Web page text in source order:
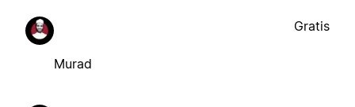
Murad
Gratis